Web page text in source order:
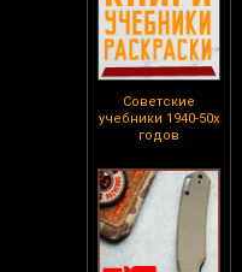
Советские
учебники 1940-50х
годов